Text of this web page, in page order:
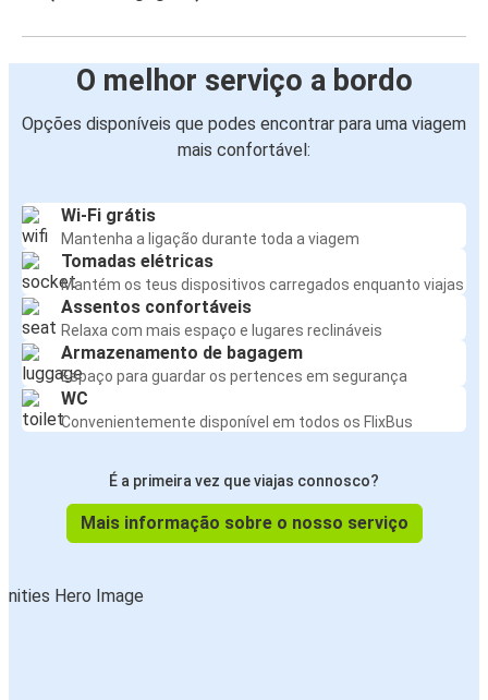
O melhor serviço a bordo
Opções disponíveis que podes encontrar para uma viagem
mais confortável:
Wi-Fi grátis
Mantenha a ligação durante toda a viagem
Tomadas elétricas
Mantém os teus dispositivos carregados enquanto viajas
Assentos confortáveis
Relaxa com mais espaço e lugares reclináveis
Armazenamento de bagagem
Espaço para guardar os pertences em segurança
WC
Convenientemente disponível em todos os FlixBus
É a primeira vez que viajas connosco?
Mais informação sobre o nosso serviço